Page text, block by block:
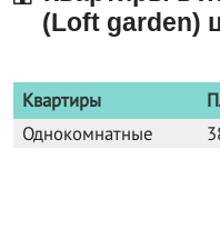
(Loft garden)
Квартиры
Однокомнатные